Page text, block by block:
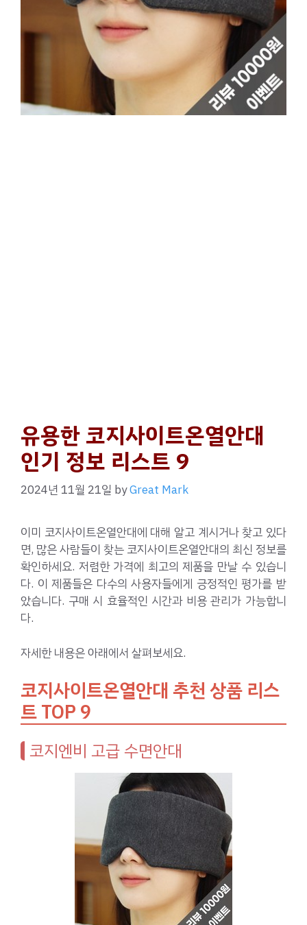
유용한 코지사이트온열안대
인기 정보 리스트 9
2024년 11월 21일 byGreat Mark
이미 코지사이트온열안대에 대해 알고 계시거나 찾고 있다
면, 많은 사람들이 찾는 코지사이트온열안대의 최신 정보를
확인하세요. 저렴한 가격에 최고의 제품을 만날 수 있습니
다. 이 제품들은 다수의 사용자들에게 긍정적인 평가를 받
았습니다. 구매 시 효율적인 시간과 비용 관리가 가능합니
다.
자세한 내용은 아래에서 살펴보세요.
코지사이트온열안대 추천 상품 리스
트 TOP 9
코지엔비 고급 수면안대